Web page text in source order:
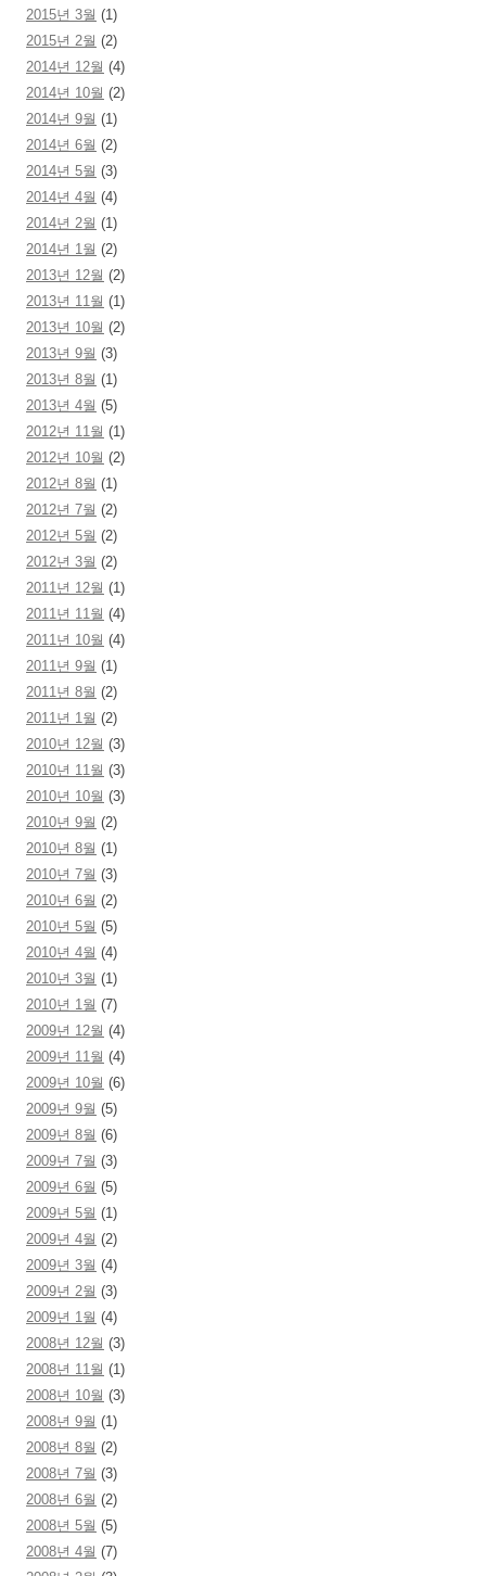
2015년 3월 (1)
2015년 2월 (2)
2014년 12월 (4)
2014년 10월 (2)
2014년 9월 (1)
2014년 6월 (2)
2014년 5월 (3)
2014년 4월 (4)
2014년 2월 (1)
2014년 1월 (2)
2013년 12월 (2)
2013년 11월 (1)
2013년 10월 (2)
2013년 9월 (3)
2013년 8월 (1)
2013년 4월 (5)
2012년 11월 (1)
2012년 10월 (2)
2012년 8월 (1)
2012년 7월 (2)
2012년 5월 (2)
2012년 3월 (2)
2011년 12월 (1)
2011년 11월 (4)
2011년 10월 (4)
2011년 9월 (1)
2011년 8월 (2)
2011년 1월 (2)
2010년 12월 (3)
2010년 11월 (3)
2010년 10월 (3)
2010년 9월 (2)
2010년 8월 (1)
2010년 7월 (3)
2010년 6월 (2)
2010년 5월 (5)
2010년 4월 (4)
2010년 3월 (1)
2010년 1월 (7)
2009년 12월 (4)
2009년 11월 (4)
2009년 10월 (6)
2009년 9월 (5)
2009년 8월 (6)
2009년 7월 (3)
2009년 6월 (5)
2009년 5월 (1)
2009년 4월 (2)
2009년 3월 (4)
2009년 2월 (3)
2009년 1월 (4)
2008년 12월 (3)
2008년 11월 (1)
2008년 10월 (3)
2008년 9월 (1)
2008년 8월 (2)
2008년 7월 (3)
2008년 6월 (2)
2008년 5월 (5)
2008년 4월 (7)